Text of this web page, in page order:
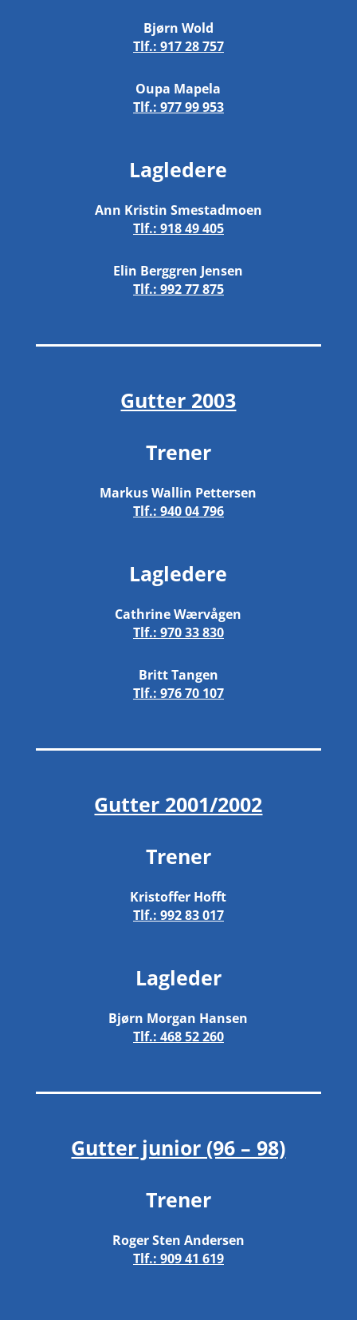
Bjørn Wold
Tlf.: 917 28 757
Oupa Mapela
Tlf.: 977 99 953
Lagledere
Ann Kristin Smestadmoen
Tlf.: 918 49 405
Elin Berggren Jensen
Tlf.: 992 77 875
Gutter 2003
Trener
Markus Wallin Pettersen
Tlf.: 940 04 796
Lagledere
Cathrine Wærvågen
Tlf.: 970 33 830
Britt Tangen
Tlf.: 976 70 107
Gutter 2001/2002
Trener
Kristoffer Hofft
Tlf.: 992 83 017
Lagleder
Bjørn Morgan Hansen
Tlf.: 468 52 260
Gutter junior (96 – 98)
Trener
Roger Sten Andersen
Tlf.: 909 41 619